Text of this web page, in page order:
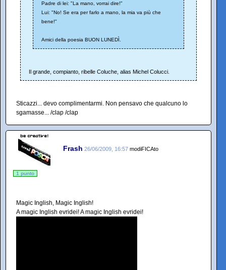
Padre di lei: "La mano, vorrai dire!"
Lui: "No! Se era per farlo a mano, la mia va più che
bene!"
Amici della poesia BUON LUNEDÌ.
Il grande, compianto, ribelle Coluche, alias Michel Colucci.
Sticazzi... devo complimentarmi. Non pensavo che qualcuno lo
sgamasse... /clap /clap
Frash 26/06/2009, 16:57 modiFICAto
1 punto
Magic Inglish, Magic Inglish!
A magic Inglish evridei! A magic Inglish evridei!